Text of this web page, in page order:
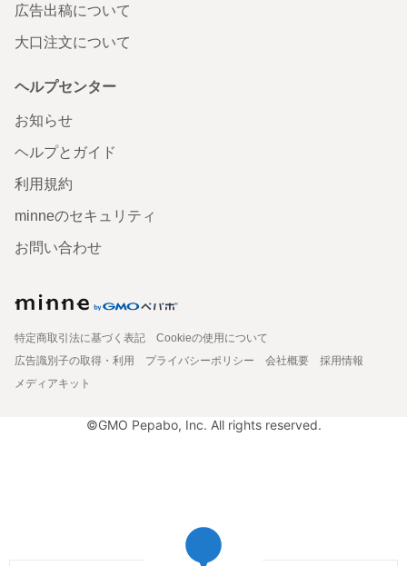
広告出稿について
大口注文について
ヘルプセンター
お知らせ
ヘルプとガイド
利用規約
minneのセキュリティ
お問い合わせ
特定商取引法に基づく表記
Cookieの使用について
広告識別子の取得・利用
プライバシーポリシー 会社概要
採用情報
メディアキット
©GMO Pepabo, Inc. All rights reserved.